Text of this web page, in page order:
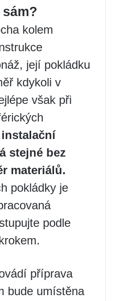
kolem
její pokládku
kdykoli v
však při
stejné bez
materiálů.
pokládky je
podle
příprava
bude umístěna